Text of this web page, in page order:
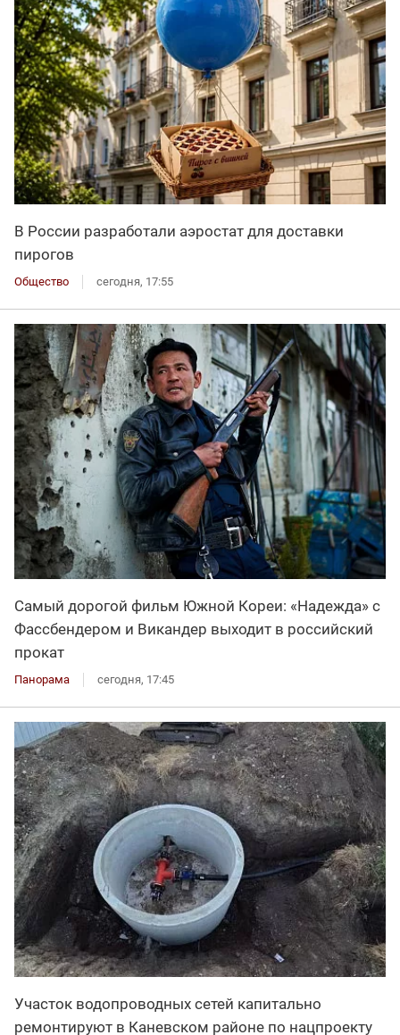
В России разработали аэростат для доставки
пирогов
Общество сегодня, 17:55
Самый дорогой фильм Южной Кореи: «Надежда» с
Фассбендером и Викандер выходит в российский
прокат
Панорама сегодня, 17:45
Участок водопроводных сетей капитально
ремонтируют в Каневском районе по нацпроекту